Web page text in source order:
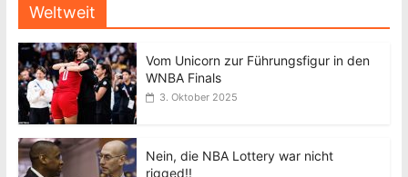
Weltweit
Vom Unicorn zur Führungsfigur in den
WNBA Finals
3. Oktober 2025
Nein, die NBA Lottery war nicht
rigged!!